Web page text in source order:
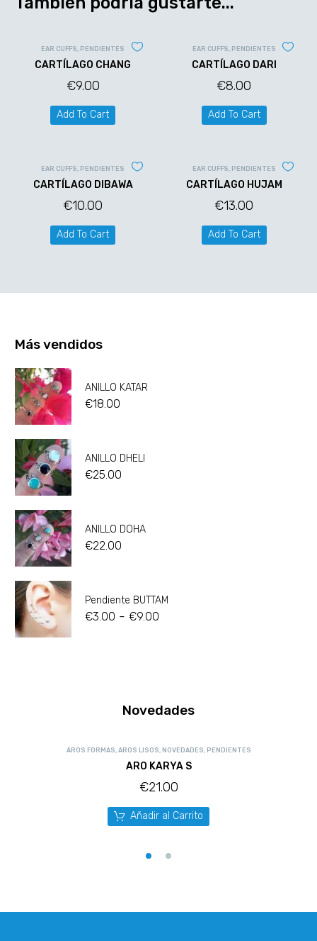
EAR CUFFS PENDIENTES
CARTÍLAGO CHANG
€9.00
Add To Cart
EAR CUFFS PENDIENTES
CARTÍLAGO DARI
€8.00
Add To Cart
EAR CUFFS PENDIENTES
CARTÍLAGO DIBAWA
€10.00
Add To Cart
EAR CUFFS PENDIENTES
CARTÍLAGO HUJAM
€13.00
Add To Cart
Más vendidos
ANILLO KATAR
€18.00
ANILLO DHELI
€25.00
ANILLO DOHA
€22.00
Pendiente BUTTAM
€3.00 - €9.00
Novedades
AROS FORMAS AROS LISOS NOVEDADES PENDIENTES
ARO KARYA S
€21.00
Añadir al Carrito